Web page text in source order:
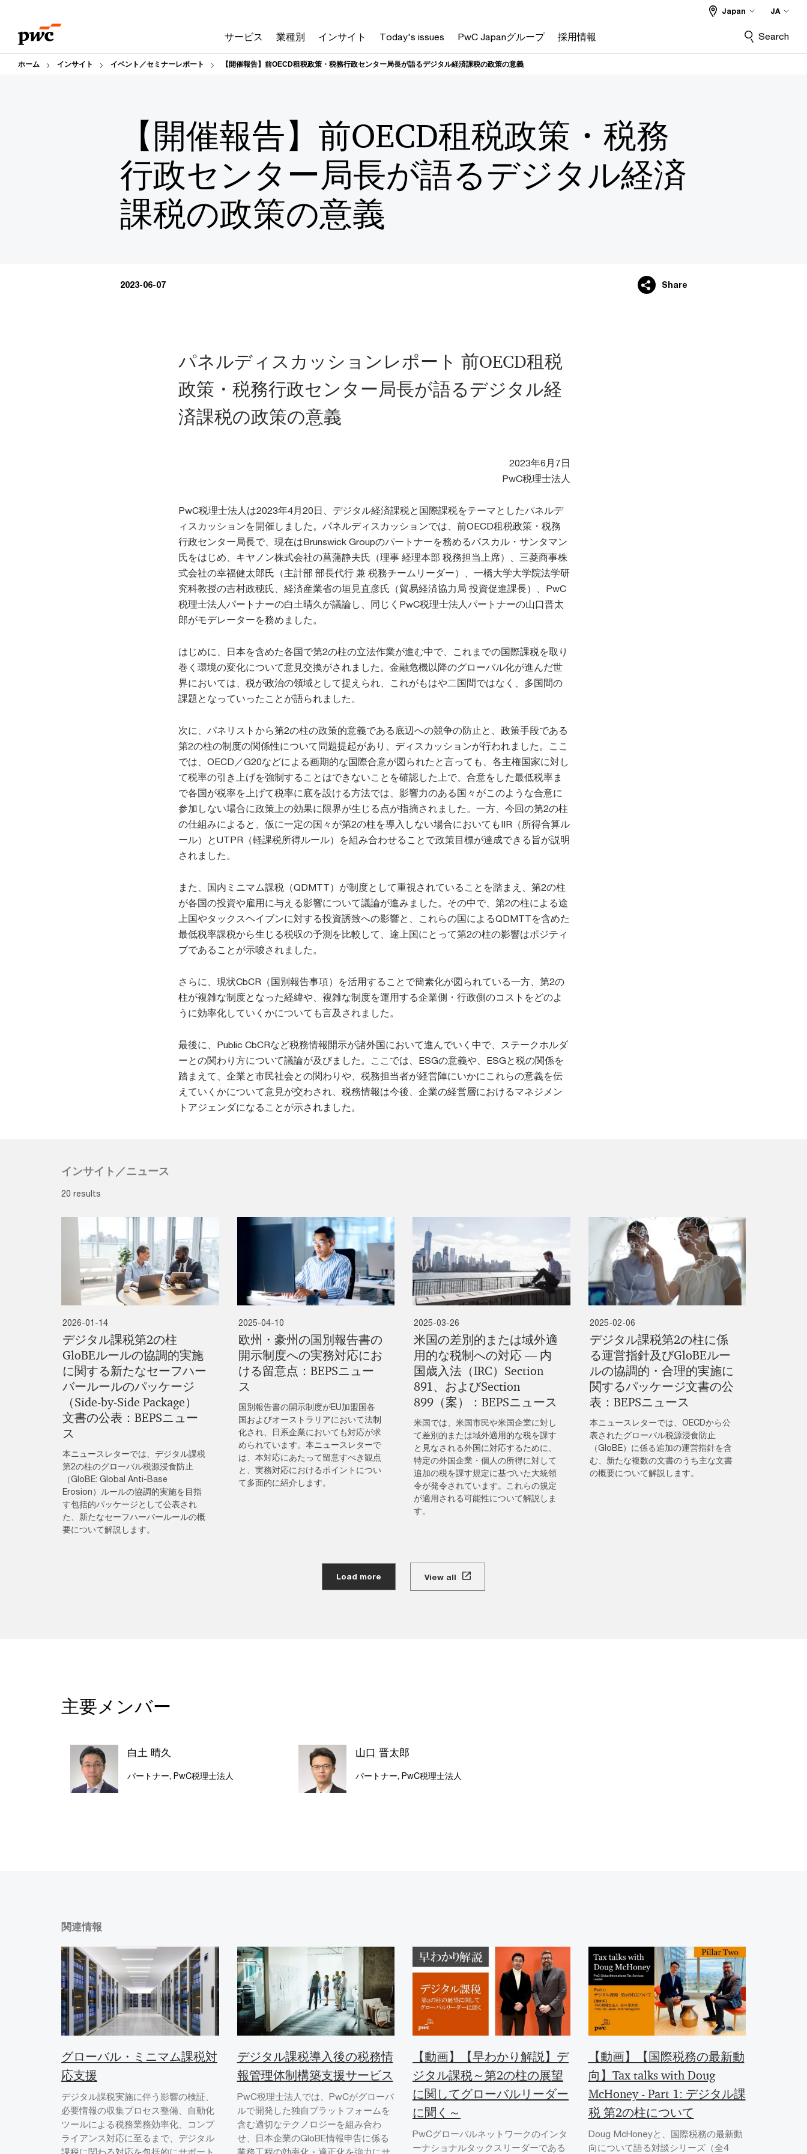
content
footer
サービス 業種別 インサイト Today's issues PwC Japanグループ 採用情報
Japan JA
Search
ホーム インサイト イベント／セミナーレポート 【開催報告】前OECD租税政策・税務行政センター局長が語るデジタル経済課税の政策の意義
【開催報告】前OECD租税政策・税務
行政センター局長が語るデジタル経済
課税の政策の意義
2023-06-07 Share
パネルディスカッションレポート 前OECD租税
政策・税務行政センター局長が語るデジタル経
済課税の政策の意義
2023年6月7日
PwC税理士法人
PwC税理士法人は2023年4月20日、デジタル経済課税と国際課税をテーマとしたパネルデ
ィスカッションを開催しました。パネルディスカッションでは、前OECD租税政策・税務
行政センター局長で、現在はBrunswick Groupのパートナーを務めるパスカル・サンタマン
氏をはじめ、キヤノン株式会社の菖蒲静夫氏（理事 経理本部 税務担当上席）、三菱商事株
式会社の幸福健太郎氏（主計部 部長代行 兼 税務チームリーダー）、一橋大学大学院法学研
究科教授の吉村政穂氏、経済産業省の垣見直彦氏（貿易経済協力局 投資促進課長）、PwC
税理士法人パートナーの白土晴久が議論し、同じくPwC税理士法人パートナーの山口晋太
郎がモデレーターを務めました。
はじめに、日本を含めた各国で第2の柱の立法作業が進む中で、これまでの国際課税を取り
巻く環境の変化について意見交換がされました。金融危機以降のグローバル化が進んだ世
界においては、税が政治の領域として捉えられ、これがもはや二国間ではなく、多国間の
課題となっていったことが語られました。
次に、パネリストから第2の柱の政策的意義である底辺への競争の防止と、政策手段である
第2の柱の制度の関係性について問題提起があり、ディスカッションが行われました。ここ
では、OECD／G20などによる画期的な国際合意が図られたと言っても、各主権国家に対し
て税率の引き上げを強制することはできないことを確認した上で、合意をした最低税率ま
で各国が税率を上げて税率に底を設ける方法では、影響力のある国々がこのような合意に
参加しない場合に政策上の効果に限界が生じる点が指摘されました。一方、今回の第2の柱
の仕組みによると、仮に一定の国々が第2の柱を導入しない場合においてもIIR（所得合算ル
ール）とUTPR（軽課税所得ルール）を組み合わせることで政策目標が達成できる旨が説明
されました。
また、国内ミニマム課税（QDMTT）が制度として重視されていることを踏まえ、第2の柱
が各国の投資や雇用に与える影響について議論が進みました。その中で、第2の柱による途
上国やタックスヘイブンに対する投資誘致への影響と、これらの国によるQDMTTを含めた
最低税率課税から生じる税収の予測を比較して、途上国にとって第2の柱の影響はポジティ
ブであることが示唆されました。
さらに、現状CbCR（国別報告事項）を活用することで簡素化が図られている一方、第2の
柱が複雑な制度となった経緯や、複雑な制度を運用する企業側・行政側のコストをどのよ
うに効率化していくかについても言及されました。
最後に、Public CbCRなど税務情報開示が諸外国において進んでいく中で、ステークホルダ
ーとの関わり方について議論が及びました。ここでは、ESGの意義や、ESGと税の関係を
踏まえて、企業と市民社会との関わりや、税務担当者が経営陣にいかにこれらの意義を伝
えていくかについて意見が交わされ、税務情報は今後、企業の経営層におけるマネジメン
トアジェンダになることが示されました。
インサイト／ニュース
20 results
2026-01-14
デジタル課税第2の柱
GloBEルールの協調的実施
に関する新たなセーフハー
バールールのパッケージ
（Side-by-Side Package）
文書の公表：BEPSニュー
ス
本ニュースレターでは、デジタル課税
第2の柱のグローバル税源浸食防止
（GloBE: Global Anti-Base
Erosion）ルールの協調的実施を目指
す包括的パッケージとして公表され
た、新たなセーフハーバールールの概
要について解説します。
2025-04-10
欧州・豪州の国別報告書の
開示制度への実務対応にお
ける留意点：BEPSニュー
ス
国別報告書の開示制度がEU加盟国各
国およびオーストラリアにおいて法制
化され、日系企業においても対応が求
められています。本ニュースレターで
は、本対応にあたって留意すべき観点
と、実務対応におけるポイントについ
て多面的に紹介します。
2025-03-26
米国の差別的または域外適
用的な税制への対応 ― 内
国歳入法（IRC）Section
891、およびSection
899（案）：BEPSニュース
米国では、米国市民や米国企業に対し
て差別的または域外適用的な税を課す
と見なされる外国に対応するために、
特定の外国企業・個人の所得に対して
追加の税を課す規定に基づいた大統領
令が発令されています。これらの規定
が適用される可能性について解説しま
す。
2025-02-06
デジタル課税第2の柱に係
る運営指針及びGloBEルー
ルの協調的・合理的実施に
関するパッケージ文書の公
表：BEPSニュース
本ニュースレターでは、OECDから公
表されたグローバル税源浸食防止
（GloBE）に係る追加の運営指針を含
む、新たな複数の文書のうち主な文書
の概要について解説します。
Load more View all
主要メンバー
白土 晴久
パートナー, PwC税理士法人
山口 晋太郎
パートナー, PwC税理士法人
関連情報
グローバル・ミニマム課税対
応支援
デジタル課税実施に伴う影響の検証、
必要情報の収集プロセス整備、自動化
ツールによる税務業務効率化、コンプ
ライアンス対応に至るまで、デジタル
課税に関わる対応を包括的にサポート
デジタル課税導入後の税務情
報管理体制構築支援サービス
PwC税理士法人では、PwCがグローバ
ルで開発した独自プラットフォームを
含む適切なテクノロジーを組み合わ
せ、日本企業のGloBE情報申告に係る
業務工程の効率化・適正化を強力にサ
【動画】【早わかり解説】デ
ジタル課税～第2の柱の展望
に関してグローバルリーダー
に聞く～
PwCグローバルネットワークのインタ
ーナショナルタックスリーダーである
【動画】【国際税務の最新動
向】Tax talks with Doug
McHoney - Part 1: デジタル課
税 第2の柱について
Doug McHoneyと、国際税務の最新動
向について語る対談シリーズ（全4